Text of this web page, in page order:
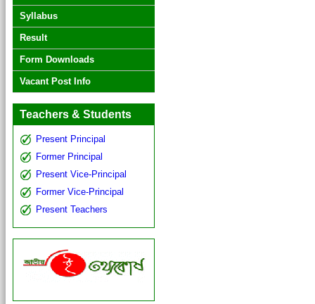
Syllabus
Result
Form Downloads
Vacant Post Info
Teachers & Students
Present Principal
Former Principal
Present Vice-Principal
Former Vice-Principal
Present Teachers